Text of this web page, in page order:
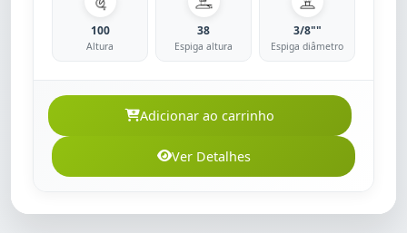
100
Altura
38
Espiga altura
3/8""
Espiga diâmetro
Adicionar ao carrinho
Ver Detalhes